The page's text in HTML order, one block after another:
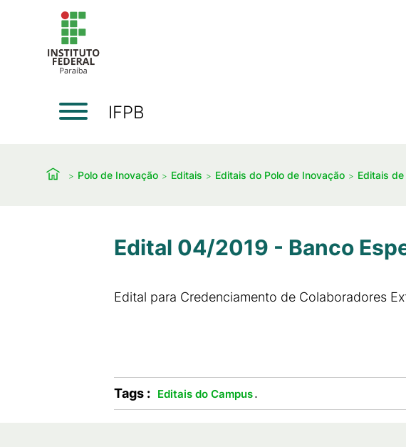
IFPB
Polo de Inovação Editais Editais do Polo de Inovação Editais
Edital 04/2019 - Banco
Edital para Credenciamento de Colaboradores
Tags : Editais do Campus.